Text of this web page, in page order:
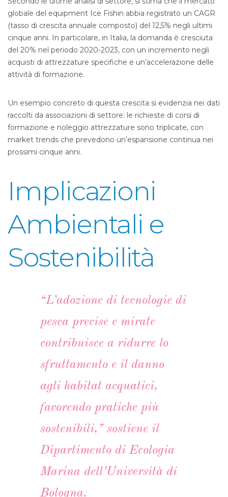
globale del equipment Ice Fishin abbia registrato un CAGR
(tasso di crescita annuale composto) del 12,5% negli ultimi
cinque anni. In particolare, in Italia, la domanda è cresciuta
del 20% nel periodo 2020-2023, con un incremento negli
acquisti di attrezzature specifiche e un’accelerazione delle
attività di formazione.
Un esempio concreto di questa crescita si evidenzia nei dati
raccolti da associazioni di settore: le richieste di corsi di
formazione e noleggio attrezzature sono triplicate, con
market trends che prevedono un’espansione continua nei
prossimi cinque anni.
Implicazioni
Ambientali e
Sostenibilità
“L’adozione di tecnologie di
pesca precise e mirate
contribuisce a ridurre lo
sfruttamento e il danno
agli habitat acquatici,
favorendo pratiche più
sostenibili,” sostiene il
Dipartimento di Ecologia
Marina dell’Università di
Bologna.